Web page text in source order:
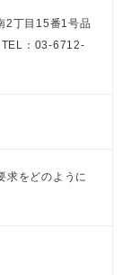
2丁目15番1号品
TEL：03-6712-
求をどのように